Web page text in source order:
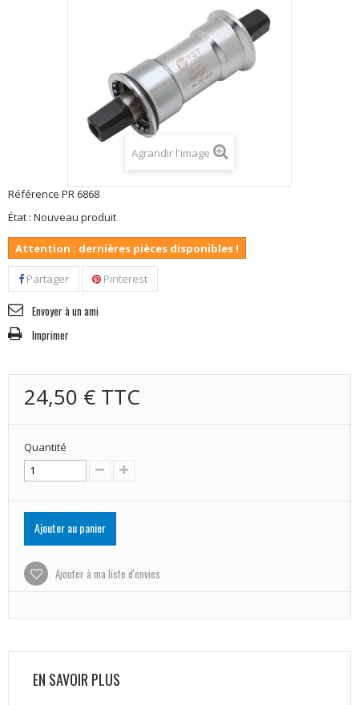
Agrandir l'image
Référence PR 6868
État : Nouveau produit
Attention : dernières pièces disponibles !
Partager Pinterest
Envoyer à un ami
Imprimer
24,50 € TTC
Quantité
Ajouter au panier
Ajouter à ma liste d'envies
EN SAVOIR PLUS